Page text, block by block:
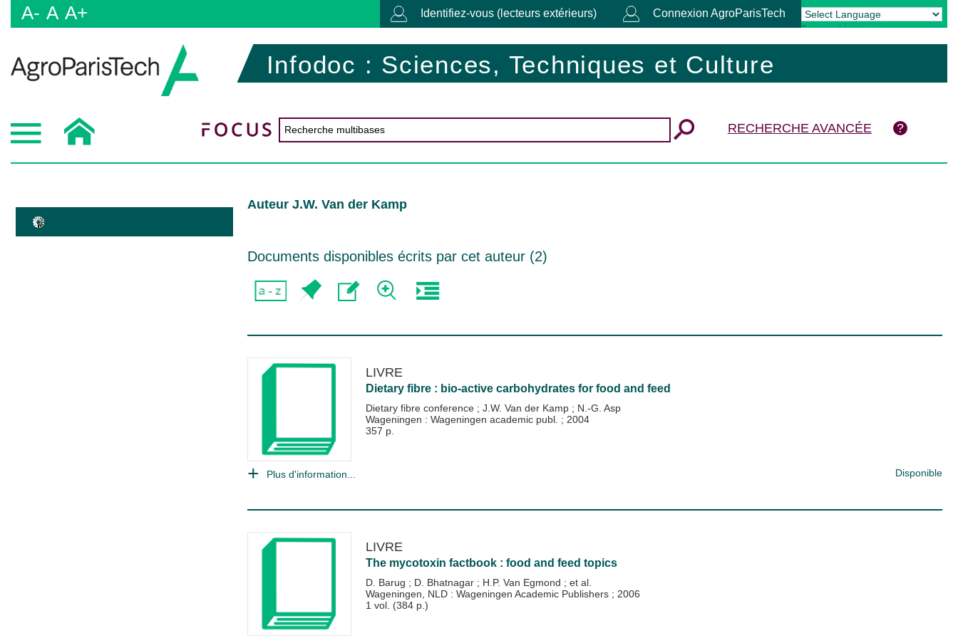
A- A A+ Identifiez-vous (lecteurs extérieurs) Connexion AgroParisTech
Powered by Translate
Infodoc : Sciences, Techniques et Culture
RECHERCHE AVANCÉE
Auteur J.W. Van der Kamp
Documents disponibles écrits par cet auteur (2)
LIVRE
Dietary fibre : bio-active carbohydrates for food and feed
Dietary fibre conference ; J.W. Van der Kamp ; N.-G. Asp
Wageningen : Wageningen academic publ. ; 2004
357 p.
Plus d'information... Disponible
LIVRE
The mycotoxin factbook : food and feed topics
D. Barug ; D. Bhatnagar ; H.P. Van Egmond ; et al.
Wageningen, NLD : Wageningen Academic Publishers ; 2006
1 vol. (384 p.)